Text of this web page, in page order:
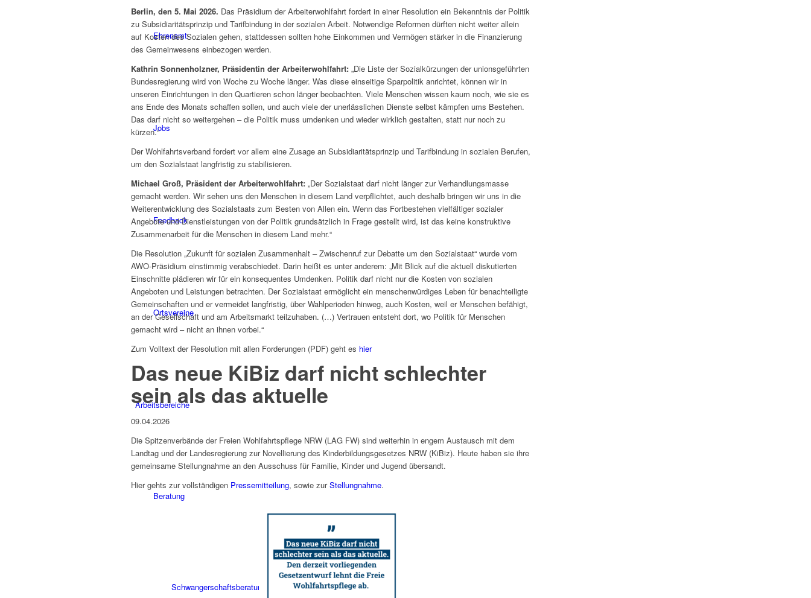
Ehrenamt
Jobs
Feedback
Ortsvereine
Arbeitsbereiche
Beratung
Schwangerschaftsberatung
Berlin, den 5. Mai 2026. Das Präsidium der Arbeiterwohlfahrt fordert in einer Resolution ein Bekenntnis der Politik
zu Subsidiaritätsprinzip und Tarifbindung in der sozialen Arbeit. Notwendige Reformen dürften nicht weiter allein
auf Kosten des Sozialen gehen, stattdessen sollten hohe Einkommen und Vermögen stärker in die Finanzierung
des Gemeinwesens einbezogen werden.
Kathrin Sonnenholzner, Präsidentin der Arbeiterwohlfahrt: „Die Liste der Sozialkürzungen der unionsgeführten
Bundesregierung wird von Woche zu Woche länger. Was diese einseitige Sparpolitik anrichtet, können wir in
unseren Einrichtungen in den Quartieren schon länger beobachten. Viele Menschen wissen kaum noch, wie sie es
ans Ende des Monats schaffen sollen, und auch viele der unerlässlichen Dienste selbst kämpfen ums Bestehen.
Das darf nicht so weitergehen – die Politik muss umdenken und wieder wirklich gestalten, statt nur noch zu
kürzen.“
Der Wohlfahrtsverband fordert vor allem eine Zusage an Subsidiaritätsprinzip und Tarifbindung in sozialen Berufen,
um den Sozialstaat langfristig zu stabilisieren.
Michael Groß, Präsident der Arbeiterwohlfahrt: „Der Sozialstaat darf nicht länger zur Verhandlungsmasse
gemacht werden. Wir sehen uns den Menschen in diesem Land verpflichtet, auch deshalb bringen wir uns in die
Weiterentwicklung des Sozialstaats zum Besten von Allen ein. Wenn das Fortbestehen vielfältiger sozialer
Angebote und Dienstleistungen von der Politik grundsätzlich in Frage gestellt wird, ist das keine konstruktive
Zusammenarbeit für die Menschen in diesem Land mehr.“
Die Resolution „Zukunft für sozialen Zusammenhalt – Zwischenruf zur Debatte um den Sozialstaat“ wurde vom
AWO-Präsidium einstimmig verabschiedet. Darin heißt es unter anderem: „Mit Blick auf die aktuell diskutierten
Einschnitte plädieren wir für ein konsequentes Umdenken. Politik darf nicht nur die Kosten von sozialen
Angeboten und Leistungen betrachten. Der Sozialstaat ermöglicht ein menschenwürdiges Leben für benachteiligte
Gemeinschaften und er vermeidet langfristig, über Wahlperioden hinweg, auch Kosten, weil er Menschen befähigt,
an der Gesellschaft und am Arbeitsmarkt teilzuhaben. (…) Vertrauen entsteht dort, wo Politik für Menschen
gemacht wird – nicht an ihnen vorbei.“
Zum Volltext der Resolution mit allen Forderungen (PDF) geht es hier
Das neue KiBiz darf nicht schlechter
sein als das aktuelle
09.04.2026
Die Spitzenverbände der Freien Wohlfahrtspflege NRW (LAG FW) sind weiterhin in engem Austausch mit dem
Landtag und der Landesregierung zur Novellierung des Kinderbildungsgesetzes NRW (KiBiz). Heute haben sie ihre
gemeinsame Stellungnahme an den Ausschuss für Familie, Kinder und Jugend übersandt.
Hier gehts zur vollständigen Pressemitteilung, sowie zurStellungnahme.